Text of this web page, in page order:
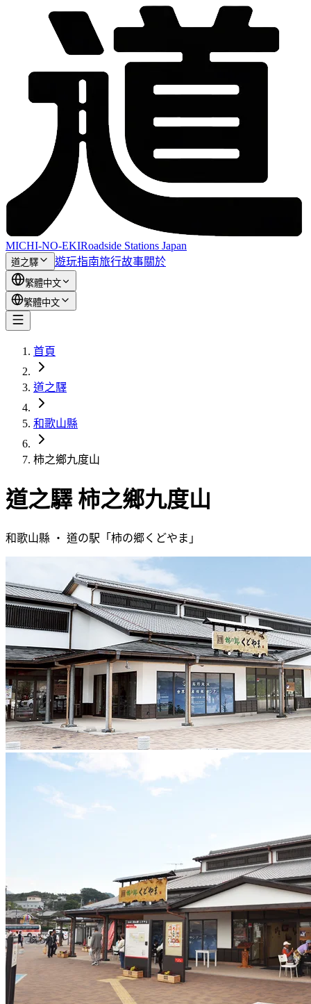
MICHI-NO-EKIRoadside Stations Japan
道之驛 遊玩指南旅行故事關於
繁體中文
繁體中文
首頁
道之驛
和歌山縣
柿之鄉九度山
道之驛 柿之鄉九度山
和歌山縣 ・ 道の駅「 柿の郷くどやま 」